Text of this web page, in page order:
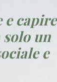
capire
un
e